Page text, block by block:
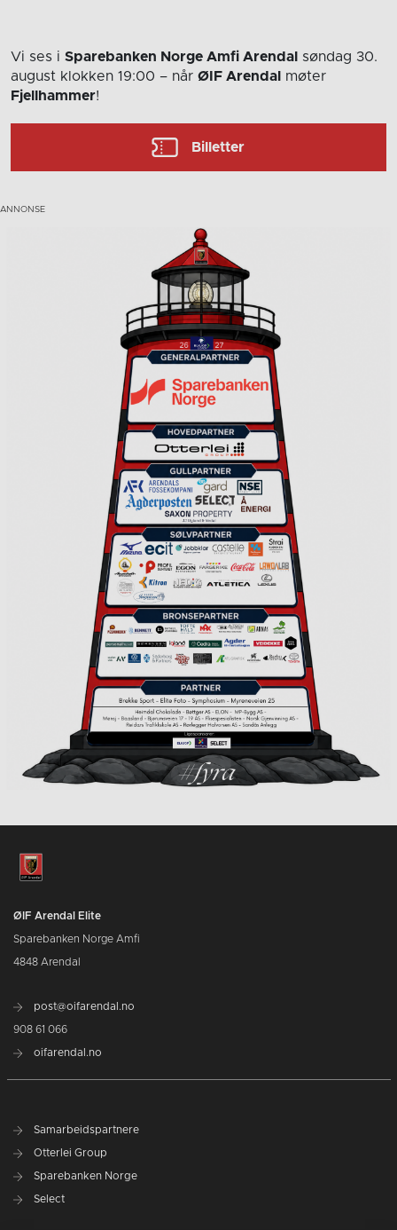
Vi ses i Sparebanken Norge Amfi Arendal
søndag 30.
august klokken 19:00 – når ØIF Arendal
møter
Fjellhammer!
Billetter
ØIF Arendal Elite
Sparebanken Norge Amfi
4848 Arendal
post@oifarendal.no
908 61 066
oifarendal.no
Samarbeidspartnere
Otterlei Group
Sparebanken Norge
Select